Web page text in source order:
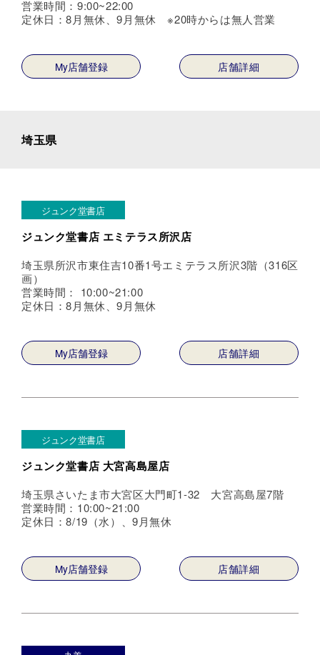
営業時間：9:00~22:00
定休日：8月無休、9月無休 ※20時からは無人営業
My店舗登録 店舗詳細
埼玉県
ジュンク堂書店
ジュンク堂書店 エミテラス所沢店
埼玉県所沢市東住吉10番1号エミテラス所沢3階（316区
画）
営業時間： 10:00~21:00
定休日：8月無休、9月無休
My店舗登録 店舗詳細
ジュンク堂書店
ジュンク堂書店 大宮高島屋店
埼玉県さいたま市大宮区大門町1-32 大宮高島屋7階
営業時間：10:00~21:00
定休日：8/19（水）、9月無休
My店舗登録 店舗詳細